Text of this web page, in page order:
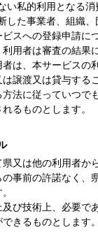
私的利用となる消
た事業者、組織、
スへの登録申請
用者は審査の結果
は、本サービスの
譲渡又は貸与する
法に従っていつで
るものとします。
又は他の利用者か
事前の許諾なく、
び技術上、必要で
きるものとします。